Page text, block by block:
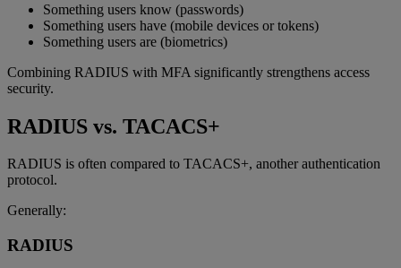
Something users know (passwords)
Something users have (mobile devices or tokens)
Something users are (biometrics)
Combining RADIUS with MFA significantly strengthens access
security.
RADIUS vs. TACACS+
RADIUS is often compared to TACACS+, another authentication
protocol.
Generally:
RADIUS